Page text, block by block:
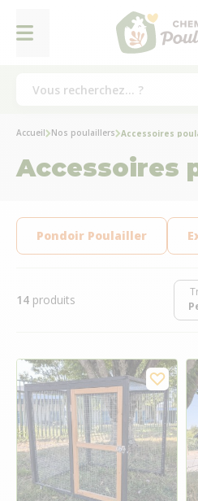
Accueil Nos poulaillers Accessoires
Accessoires
Pondoir Poulailler
14 produits